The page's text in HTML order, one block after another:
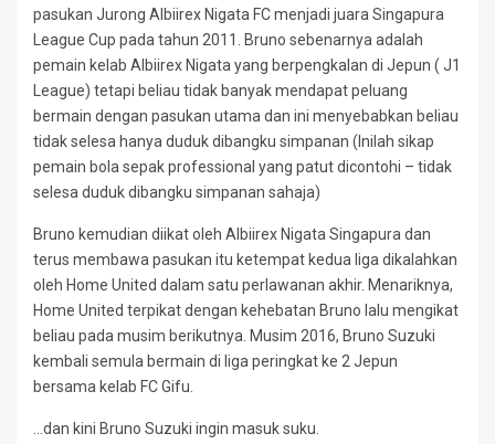
pasukan Jurong Albiirex Nigata FC menjadi juara Singapura
League Cup pada tahun 2011. Bruno sebenarnya adalah
pemain kelab Albiirex Nigata yang berpengkalan di Jepun ( J1
League) tetapi beliau tidak banyak mendapat peluang
bermain dengan pasukan utama dan ini menyebabkan beliau
tidak selesa hanya duduk dibangku simpanan (Inilah sikap
pemain bola sepak professional yang patut dicontohi – tidak
selesa duduk dibangku simpanan sahaja)
Bruno kemudian diikat oleh Albiirex Nigata Singapura dan
terus membawa pasukan itu ketempat kedua liga dikalahkan
oleh Home United dalam satu perlawanan akhir. Menariknya,
Home United terpikat dengan kehebatan Bruno lalu mengikat
beliau pada musim berikutnya. Musim 2016, Bruno Suzuki
kembali semula bermain di liga peringkat ke 2 Jepun
bersama kelab FC Gifu.
…dan kini Bruno Suzuki ingin masuk suku.